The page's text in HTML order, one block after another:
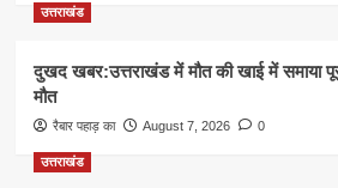
उत्तराखंड
दुखद खबर:उत्तराखंड में मौत की खाई में समाया
मौत
रैबार पहाड़ का August 7, 2026 0
उत्तराखंड